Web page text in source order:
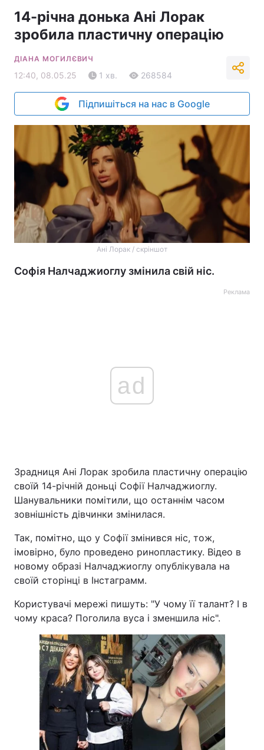
14-річна донька Ані Лорак
зробила пластичну операцію
ДІАНА МОГИЛЄВИЧ
12:40, 08.05.25 1 хв. 268584
Підпишіться на нас в Google
Ані Лорак / скріншот
Софія Налчаджиоглу змінила свій ніс.
Реклама
ad
Зрадниця Ані Лорак зробила пластичну операцію
своїй 14-річній доньці Софії Налчаджиоглу.
Шанувальники помітили, що останнім часом
зовнішність дівчинки змінилася.
Так, помітно, що у Софії змінився ніс, тож,
імовірно, було проведено ринопластику. Відео в
новому образі Налчаджиоглу опублікувала на
своїй сторінці в Інстаграмм.
Користувачі мережі пишуть: "У чому її талант? І в
чому краса? Поголила вуса і зменшила ніс".